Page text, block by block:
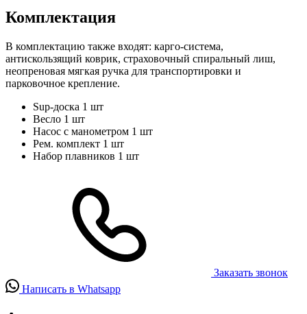
Комплектация
В комплектацию также входят: карго-система,
антискользящий коврик, страховочный спиральный лиш,
неопреновая мягкая ручка для транспортировки и
парковочное крепление.
Sup-доска 1 шт
Весло 1 шт
Насос с манометром 1 шт
Рем. комплект 1 шт
Набор плавников 1 шт
Заказать звонок
Написать в Whatsapp